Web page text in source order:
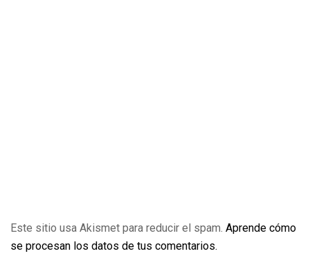
Este sitio usa Akismet para reducir el spam. Aprende cómo
se procesan los datos de tus comentarios.